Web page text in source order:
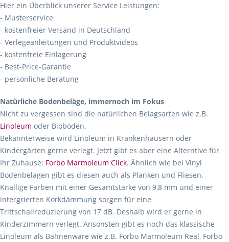
Hier ein Überblick unserer Service Leistungen:
- Musterservice
- kostenfreier Versand in Deutschland
- Verlegeanleitungen und Produktvideos
- kostenfreie Einlagerung
- Best-Price-Garantie
- persönliche Beratung
Natürliche Bodenbeläge, immernoch im Fokus
Nicht zu vergessen sind die natürlichen Belagsarten wie z.B.
Linoleum oder Bioböden.
Bekannterweise wird Linoleum in Krankenhäusern oder
Kindergärten gerne verlegt. Jetzt gibt es aber eine Alterntive für
Ihr Zuhause: Forbo Marmoleum Click. Ähnlich wie bei Vinyl
Bodenbelägen gibt es diesen auch als Planken und Fliesen.
Knallige Farben mit einer Gesamtstärke von 9,8 mm und einer
intergrierten Korkdämmung sorgen für eine
Trittschallreduzierung von 17 dB. Deshalb wird er gerne in
Kinderzimmern verlegt. Ansonsten gibt es noch das klassische
Linoleum als Bahnenware wie z.B. Forbo Marmoleum Real, Forbo